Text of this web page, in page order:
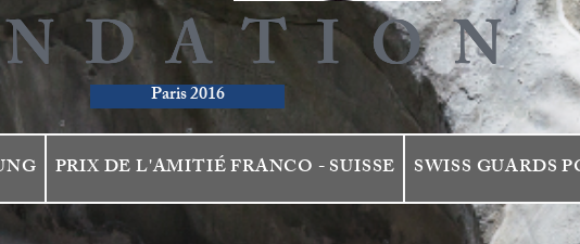
Paris 2016
PRIX DE L'AMITIÉ FRANCO - SUISSE SWISS GUARDS